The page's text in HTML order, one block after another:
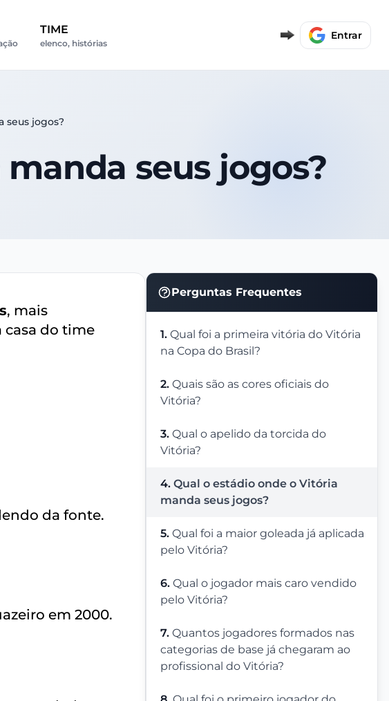
TIME
elenco, histórias
Entrar
seus jogos?
seus jogos?
Perguntas Frequentes
1. Qual foi a primeira vitória do Vitória
na Copa do Brasil?
2. Quais são as cores oficiais do
Vitória?
3. Qual o apelido da torcida do
Vitória?
4. Qual o estádio onde o Vitória
manda seus jogos?
5. Qual foi a maior goleada já aplicada
pelo Vitória?
6. Qual o jogador mais caro vendido
pelo Vitória?
7. Quantos jogadores formados nas
categorias de base já chegaram ao
profissional do Vitória?
, mais
casa do time
da fonte.
em 2000.